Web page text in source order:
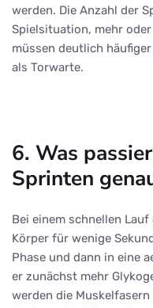
werden. Die Anzahl der
Spielsituation, mehr
müssen deutlich
als Torwarte.
6. Was
Sprinten
Bei einem schnellen
Körper für wenige
Phase und dann in eine
er zunächst mehr
werden die